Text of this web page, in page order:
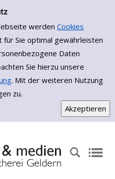
werden Cookies
für Sie optimal gewährleisten
Daten
Sie hierzu unsere
. Mit der weiteren Nutzung
zu.